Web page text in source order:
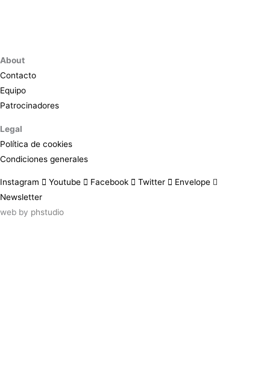
About
Contacto
Equipo
Patrocinadores
Legal
Política de cookies
Condiciones generales
Instagram Youtube Facebook Twitter
Envelope
Newsletter
web by phstudio